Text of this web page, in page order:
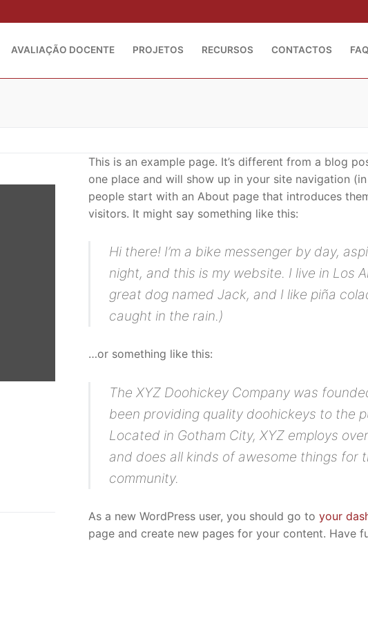
AVALIAÇÃO DOCENTE PROJETOS RECURSOS CONTACTOS FAQ
This is an example page. It’s different from a blog
one place and will show up in your site navigation
people start with an About page that introduces
visitors. It might say something like this:
Hi there! I’m a bike messenger by day,
night, and this is my website. I live in Los
great dog named Jack, and I like piña
caught in the rain.)
…or something like this:
The XYZ Doohickey Company was
been providing quality doohickeys to the
Located in Gotham City, XYZ employs
and does all kinds of awesome things for
community.
As a new WordPress user, you should go to your
page and create new pages for your content. Have